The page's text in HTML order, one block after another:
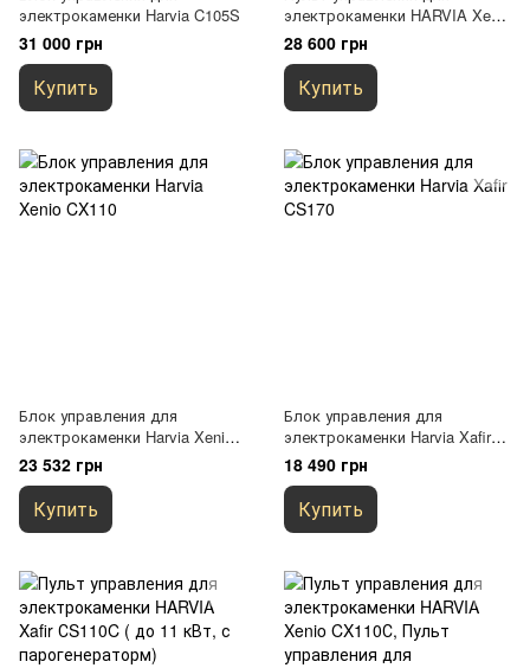
электрокаменки Harvia C105S
31 000 грн
Купить
электрокаменки HARVIA Xenio
CX170 ( до 17 кВт, с
парогенератором)
28 600 грн
Купить
Блок управления для
электрокаменки Harvia Xenio
CX110
23 532 грн
Купить
Блок управления для
электрокаменки Harvia Xafir
CS170
18 490 грн
Купить